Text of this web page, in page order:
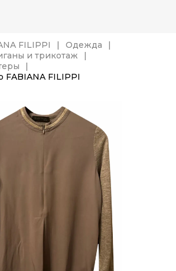
FILIPPI
Одежда
и трикотаж
FILIPPI